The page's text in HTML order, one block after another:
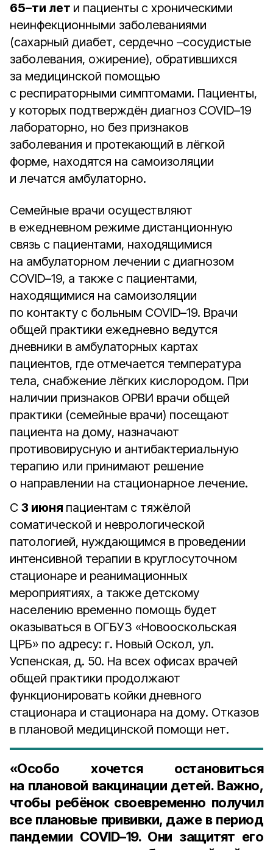
65–ти лет и пациенты с хроническими
неинфекционными заболеваниями
(сахарный диабет, сердечно –сосудистые
заболевания, ожирение), обратившихся
за медицинской помощью
с респираторными симптомами. Пациенты,
у которых подтверждён диагноз COVID–19
лабораторно, но без признаков
заболевания и протекающий в лёгкой
форме, находятся на самоизоляции
и лечатся амбулаторно.
Семейные врачи осуществляют
в ежедневном режиме дистанционную
связь с пациентами, находящимися
на амбулаторном лечении с диагнозом
COVID–19, а также с пациентами,
находящимися на самоизоляции
по контакту с больным COVID–19. Врачи
общей практики ежедневно ведутся
дневники в амбулаторных картах
пациентов, где отмечается температура
тела, снабжение лёгких кислородом. При
наличии признаков ОРВИ врачи общей
практики (семейные врачи) посещают
пациента на дому, назначают
противовирусную и антибактериальную
терапию или принимают решение
о направлении на стационарное лечение.
С 3 июня пациентам с тяжёлой
соматической и неврологической
патологией, нуждающимся в проведении
интенсивной терапии в круглосуточном
стационаре и реанимационных
мероприятиях, а также детскому
населению временно помощь будет
оказываться в ОГБУЗ «Новооскольская
ЦРБ» по адресу: г. Новый Оскол, ул.
Успенская, д. 50. На всех офисах врачей
общей практики продолжают
функционировать койки дневного
стационара и стационара на дому. Отказов
в плановой медицинской помощи нет.
«Особо хочется остановиться
на плановой вакцинации детей. Важно,
чтобы ребёнок своевременно получил
все плановые прививки, даже в период
пандемии COVID–19. Они защитят его